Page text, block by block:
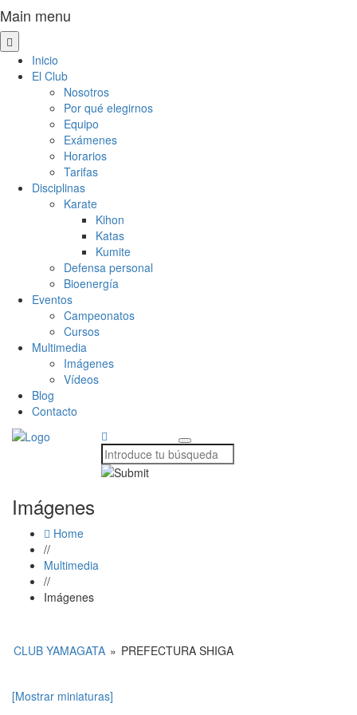
Main menu
Inicio
El Club
Nosotros
Por qué elegirnos
Equipo
Exámenes
Horarios
Tarifas
Disciplinas
Karate
Kihon
Katas
Kumite
Defensa personal
Bioenergía
Eventos
Campeonatos
Cursos
Multimedia
Imágenes
Vídeos
Blog
Contacto
Imágenes
Home
//
Multimedia
//
Imágenes
CLUB YAMAGATA » PREFECTURA SHIGA
[Mostrar miniaturas]